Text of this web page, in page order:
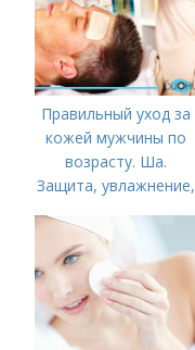
Правильный уход за
кожей мужчины по
возрасту. Ша.
Защита, увлажнение,